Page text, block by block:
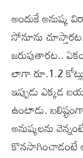
అందుకే అనుష్క
సోనూను
జరుపుతారట..
లాగా రూ.1.2
ఇప్పుడు ఎక్కడ
ఉంటాడు.
అనుష్కలను
కొనసాగించాడంటే